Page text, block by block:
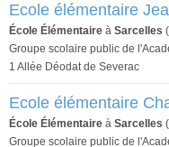
Ecole élémentaire
École Élémentaire à Sarcelles
Groupe scolaire public de
1 Allée Déodat de Severac
Ecole élémentaire
École Élémentaire à Sarcelles
Groupe scolaire public de